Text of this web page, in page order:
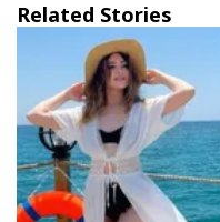
Related Stories